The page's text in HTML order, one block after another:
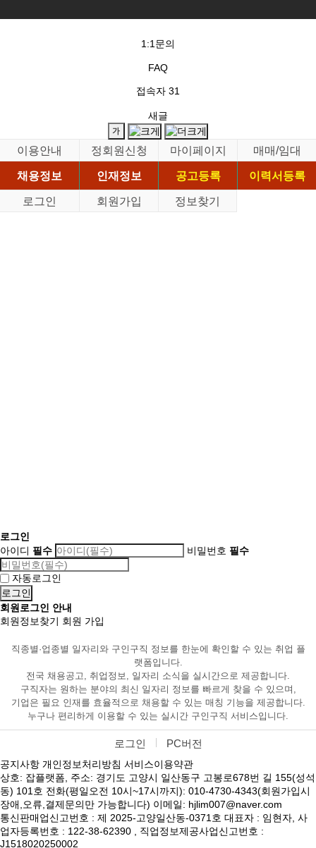
1:1문의
FAQ
접속자 31
새글
이용안내 정회원신청 마이페이지
매매/임대
채용정보
인재정보 공고등록
이력서등록
로그인
회원가입 정보찾기
로그인
아이디 필수 비밀번호 필수
자동로그인
회원로그인 안내
회원정보찾기 회원 가입
직종별·업종별 일자리와 구인구직 정보를 한눈에 확인할 수 있는 취업 플
랫폼입니다.
전국 채용공고, 취업정보, 일자리 소식을 실시간으로 제공합니다.
구직자는 원하는 분야의 최신 일자리 정보를 빠르게 찾을 수 있으며,
기업은 필요 인재를 효율적으로 채용할 수 있는 매칭 기능을 제공합니다.
누구나 편리하게 이용할 수 있는 실시간 구인구직 서비스입니다.
로그인 PC버전
공지사항 개인정보처리방침 서비스이용약관
상호: 잡플랫폼, 주소: 경기도 고양시 일산동구 고봉로678번 길 155(성석
동) 101호 전화(평일오전 10시~17시까지): 010-4730-4343(회원가입시
장애,오류,결제문의만 가능합니다) 이메일: hjlim007@naver.com
통신판매업신고번호 : 제 2025-고양일산동-0371호 대표자 : 임현자, 사
업자등록번호 : 122-38-62390 , 직업정보제공사업신고번호 :
J1518020250002